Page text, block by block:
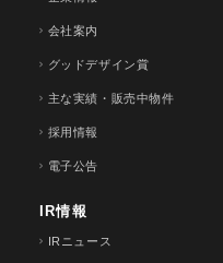
会社案内
グッドデザイン賞
主な実績・販売中物件
採用情報
電子公告
IR情報
IRニュース